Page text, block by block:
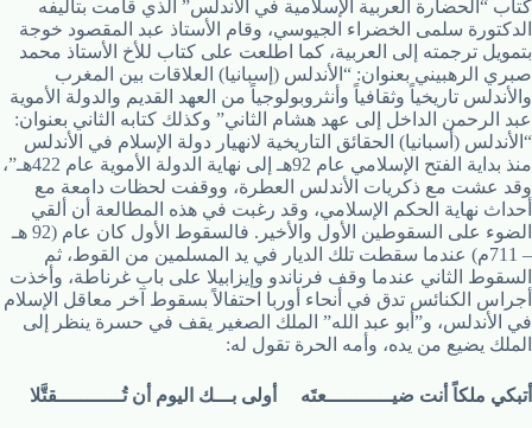
كتاب “الحضارة العربية الإسلامية في الأندلس” الذي قامت بتأليفه
الدكتورة سلمى الخضراء الجيوسي، وقام الأستاذ عبد المقصود خوجة
بتمويل ترجمته إلى العربية، كما اطلعت على كتاب للأخ الأستاذ محمد
صبري الرهبيني بعنوان: “الأندلس (إسبانيا) العلاقات بين المغرب
والأندلس تاريخياً وثقافياً وأنثروبولوجياً من العهد القديم والدولة الأموية
عبد الرحمن الداخل إلى عهد هشام الثاني” وكذلك كتابه الثاني بعنوان:
“الأندلس (أسبانيا) الحقائق التاريخية لانهيار دولة الإسلام في الأندلس
منذ بداية الفتح الإسلامي عام 92هـ إلى نهاية الدولة الأموية عام 422هـ”،
وقد عشت مع ذكريات الأندلس العطرة، ووقفت لحظات دامعة مع
أحداث نهاية الحكم الإسلامي، وقد رغبت في هذه المطالعة أن ألقي
الضوء على السقوطين الأول والأخير. فالسقوط الأول كان عام (92 هـ
– 711م) عندما سقطت تلك الديار في يد المسلمين من القوط، ثم
السقوط الثاني عندما وقف فرناندو وإيزابيلا على باب غرناطة، وأخذت
أجراس الكنائس تدق في أنحاء أوربا احتفالاً بسقوط آخر معاقل الإسلام
في الأندلس، و”أبو عبد الله” الملك الصغير يقف في حسرة ينظر إلى
الملك يضيع من يده، وأمه الحرة تقول له:
أتبكي ملكاً أنت ضيـــــــــــعتَه أولى بـــك اليوم أن تُـــــــــــقتَّلا